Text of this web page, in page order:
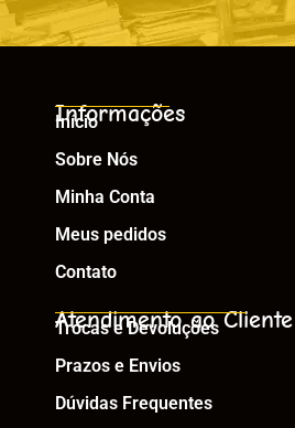
Informações
Início
Sobre Nós
Minha Conta
Meus pedidos
Contato
Atendimento ao Cliente
Trocas e Devoluções
Prazos e Envios
Dúvidas Frequentes